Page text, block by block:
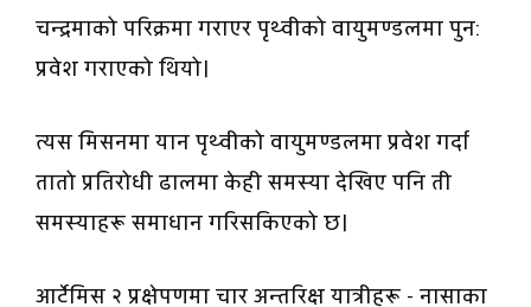
चन्द्रमाको परिक्रमा गराएर पृथ्वीको वायुमण्डलमा पुन:
प्रवेश गराएको थियो।
त्यस मिसनमा यान पृथ्वीको वायुमण्डलमा प्रवेश गर्दा
तातो प्रतिरोधी ढालमा केही समस्या देखिए पनि ती
समस्याहरू समाधान गरिसकिएको छ।
आर्टेमिस २ प्रक्षेपणमा चार अन्तरिक्ष यात्रीहरू - नासाका